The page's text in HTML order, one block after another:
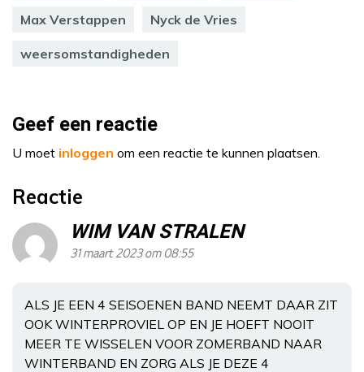
Max Verstappen Nyck de Vries
weersomstandigheden
Geef een reactie
U moet inloggen om een reactie te kunnen plaatsen.
Reactie
WIM VAN STRALEN
31 maart 2023 om 08:55
ALS JE EEN 4 SEISOENEN BAND NEEMT DAAR ZIT
OOK WINTERPROVIEL OP EN JE HOEFT NOOIT
MEER TE WISSELEN VOOR ZOMERBAND NAAR
WINTERBAND EN ZORG ALS JE DEZE 4